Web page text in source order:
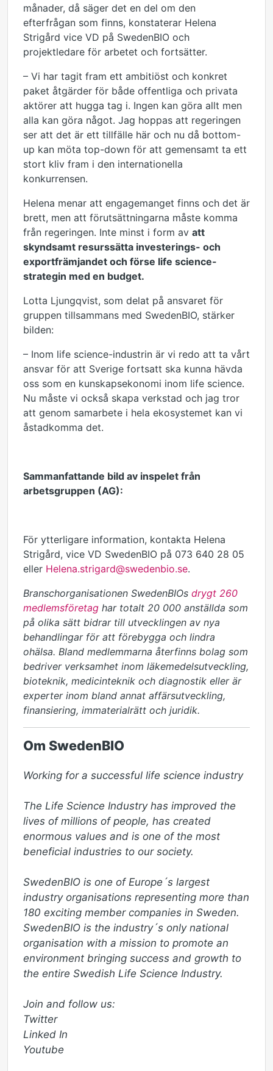
månader, då säger det en del om den
efterfrågan som finns, konstaterar Helena
Strigård vice VD på SwedenBIO och
projektledare för arbetet och fortsätter.
– Vi har tagit fram ett ambitiöst och konkret
paket åtgärder för både offentliga och privata
aktörer att hugga tag i. Ingen kan göra allt men
alla kan göra något. Jag hoppas att regeringen
ser att det är ett tillfälle här och nu då bottom-
up kan möta top-down för att gemensamt ta ett
stort kliv fram i den internationella
konkurrensen.
Helena menar att engagemanget finns och det är
brett, men att förutsättningarna måste komma
från regeringen. Inte minst i form av att
skyndsamt resurssätta investerings- och
exportfrämjandet och förse life science-
strategin med en budget.
Lotta Ljungqvist, som delat på ansvaret för
gruppen tillsammans med SwedenBIO, stärker
bilden:
– Inom life science-industrin är vi redo att ta vårt
ansvar för att Sverige fortsatt ska kunna hävda
oss som en kunskapsekonomi inom life science.
Nu måste vi också skapa verkstad och jag tror
att genom samarbete i hela ekosystemet kan vi
åstadkomma det.
Sammanfattande bild av inspelet från
arbetsgruppen (AG):
För ytterligare information, kontakta Helena
Strigård, vice VD SwedenBIO på 073 640 28 05
eller Helena.strigard@swedenbio.se.
Branschorganisationen SwedenBIOs drygt 260
medlemsföretag har totalt 20 000 anställda som
på olika sätt bidrar till utvecklingen av nya
behandlingar för att förebygga och lindra
ohälsa. Bland medlemmarna återfinns bolag som
bedriver verksamhet inom läkemedelsutveckling,
bioteknik, medicinteknik och diagnostik eller är
experter inom bland annat affärsutveckling,
finansiering, immaterialrätt och juridik.
Om SwedenBIO
Working for a successful life science industry
The Life Science Industry has improved the
lives of millions of people, has created
enormous values and is one of the most
beneficial industries to our society.
SwedenBIO is one of Europe´s largest
industry organisations representing more than
180 exciting member companies in Sweden.
SwedenBIO is the industry´s only national
organisation with a mission to promote an
environment bringing success and growth to
the entire Swedish Life Science Industry.
Join and follow us:
Twitter
Linked In
Youtube